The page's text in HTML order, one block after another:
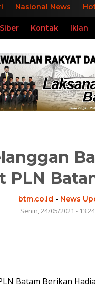
Nasional News
Kontak Iklan
PLN
btm.co.id - News
Senin, 24/05/2021 -
Batam Berikan